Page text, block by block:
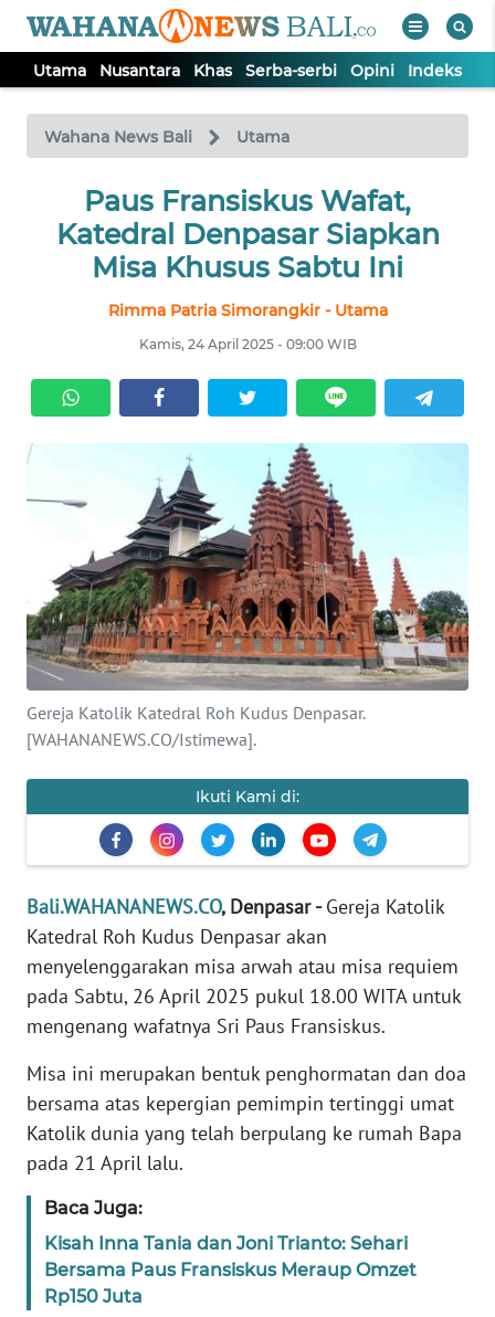
Utama Nusantara Khas Serba-serbi Opini Indeks
Wahana News Bali Utama
Paus Fransiskus Wafat,
Katedral Denpasar Siapkan
Misa Khusus Sabtu Ini
Rimma Patria Simorangkir - Utama
Kamis, 24 April 2025 - 09:00 WIB
Gereja Katolik Katedral Roh Kudus Denpasar.
[WAHANANEWS.CO/Istimewa].
Ikuti Kami di:
Bali.WAHANANEWS.CO, Denpasar -Gereja Katolik
Katedral Roh Kudus Denpasar akan
menyelenggarakan misa arwah atau misa requiem
pada Sabtu, 26 April 2025 pukul 18.00 WITA untuk
mengenang wafatnya Sri Paus Fransiskus.
Misa ini merupakan bentuk penghormatan dan doa
bersama atas kepergian pemimpin tertinggi umat
Katolik dunia yang telah berpulang ke rumah Bapa
pada 21 April lalu.
Baca Juga:
Kisah Inna Tania dan Joni Trianto: Sehari
Bersama Paus Fransiskus Meraup Omzet
Rp150 Juta
TV
Tutup
NUSANTARA
SERBA-
SERBI
INDEKS
BERITA
KONTAK
KAMI
INFO
PEDOMAN
MEDIA
SIBER
REDAKSI
KARIR
DISCLAIMER
WN
SUMUT